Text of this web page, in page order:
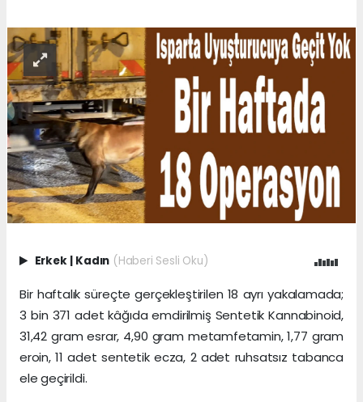
Erkek | Kadın (Haberi Sesli Oku)
Bir haftalık süreçte gerçekleştirilen 18 ayrı yakalamada;
3 bin 371 adet kâğıda emdirilmiş Sentetik Kannabinoid,
31,42 gram esrar, 4,90 gram metamfetamin, 1,77 gram
eroin, 11 adet sentetik ecza, 2 adet ruhsatsız tabanca
ele geçirildi.